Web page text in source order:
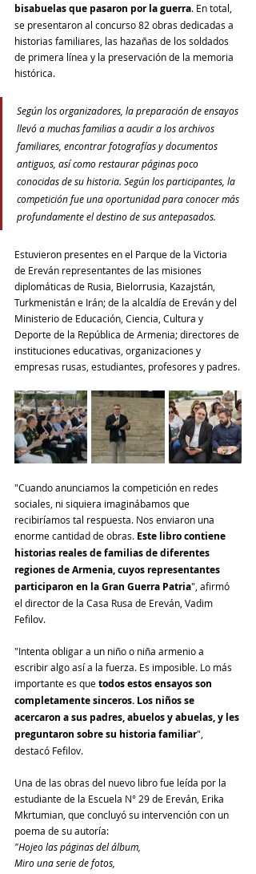
bisabuelas que pasaron por la guerra. En total,
se presentaron al concurso 82 obras dedicadas a
historias familiares, las hazañas de los soldados
de primera línea y la preservación de la memoria
histórica.
Según los organizadores, la preparación de ensayos
llevó a muchas familias a acudir a los archivos
familiares, encontrar fotografías y documentos
antiguos, así como restaurar páginas poco
conocidas de su historia. Según los participantes, la
competición fue una oportunidad para conocer más
profundamente el destino de sus antepasados.
Estuvieron presentes en el Parque de la Victoria
de Ereván representantes de las misiones
diplomáticas de Rusia, Bielorrusia, Kazajstán,
Turkmenistán e Irán; de la alcaldía de Ereván y del
Ministerio de Educación, Ciencia, Cultura y
Deporte de la República de Armenia; directores de
instituciones educativas, organizaciones y
empresas rusas, estudiantes, profesores y padres.
"Cuando anunciamos la competición en redes
sociales, ni siquiera imaginábamos que
recibiríamos tal respuesta. Nos enviaron una
enorme cantidad de obras. Este libro contiene
historias reales de familias de diferentes
regiones de Armenia, cuyos representantes
participaron en la Gran Guerra Patria", afirmó
el director de la Casa Rusa de Ereván, Vadim
Fefilov.
"Intenta obligar a un niño o niña armenio a
escribir algo así a la fuerza. Es imposible. Lo más
importante es que todos estos ensayos son
completamente sinceros. Los niños se
acercaron a sus padres, abuelos y abuelas, y les
preguntaron sobre su historia familiar",
destacó Fefilov.
Una de las obras del nuevo libro fue leída por la
estudiante de la Escuela N° 29 de Ereván, Erika
Mkrtumian, que concluyó su intervención con un
poema de su autoría:
"Hojeo las páginas del álbum,
Miro una serie de fotos,